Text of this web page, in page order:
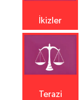
İkizler
Terazi